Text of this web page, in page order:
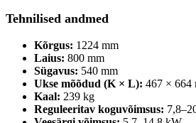
Tehnilised andmed
Kõrgus: 1224 mm
Laius: 800 mm
Sügavus: 540 mm
Ukse mõõdud (K × L): 467 × 664
Kaal: 239 kg
Reguleeritav koguvõimsus: